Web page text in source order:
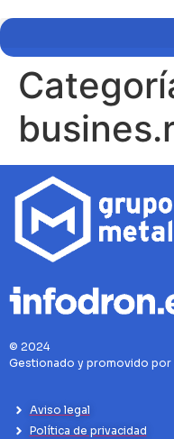
© 2024
Gestionado y promovido por
Aviso legal
Política de privacidad